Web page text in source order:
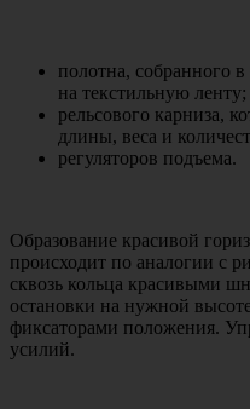
полотна, собранного
на текстильную ленту;
рельсового карниза,
длины, веса и
регуляторов подъема.
Образование красивой
происходит по аналогии с
сквозь кольца красивыми
остановки на нужной
фиксаторами положения.
усилий.